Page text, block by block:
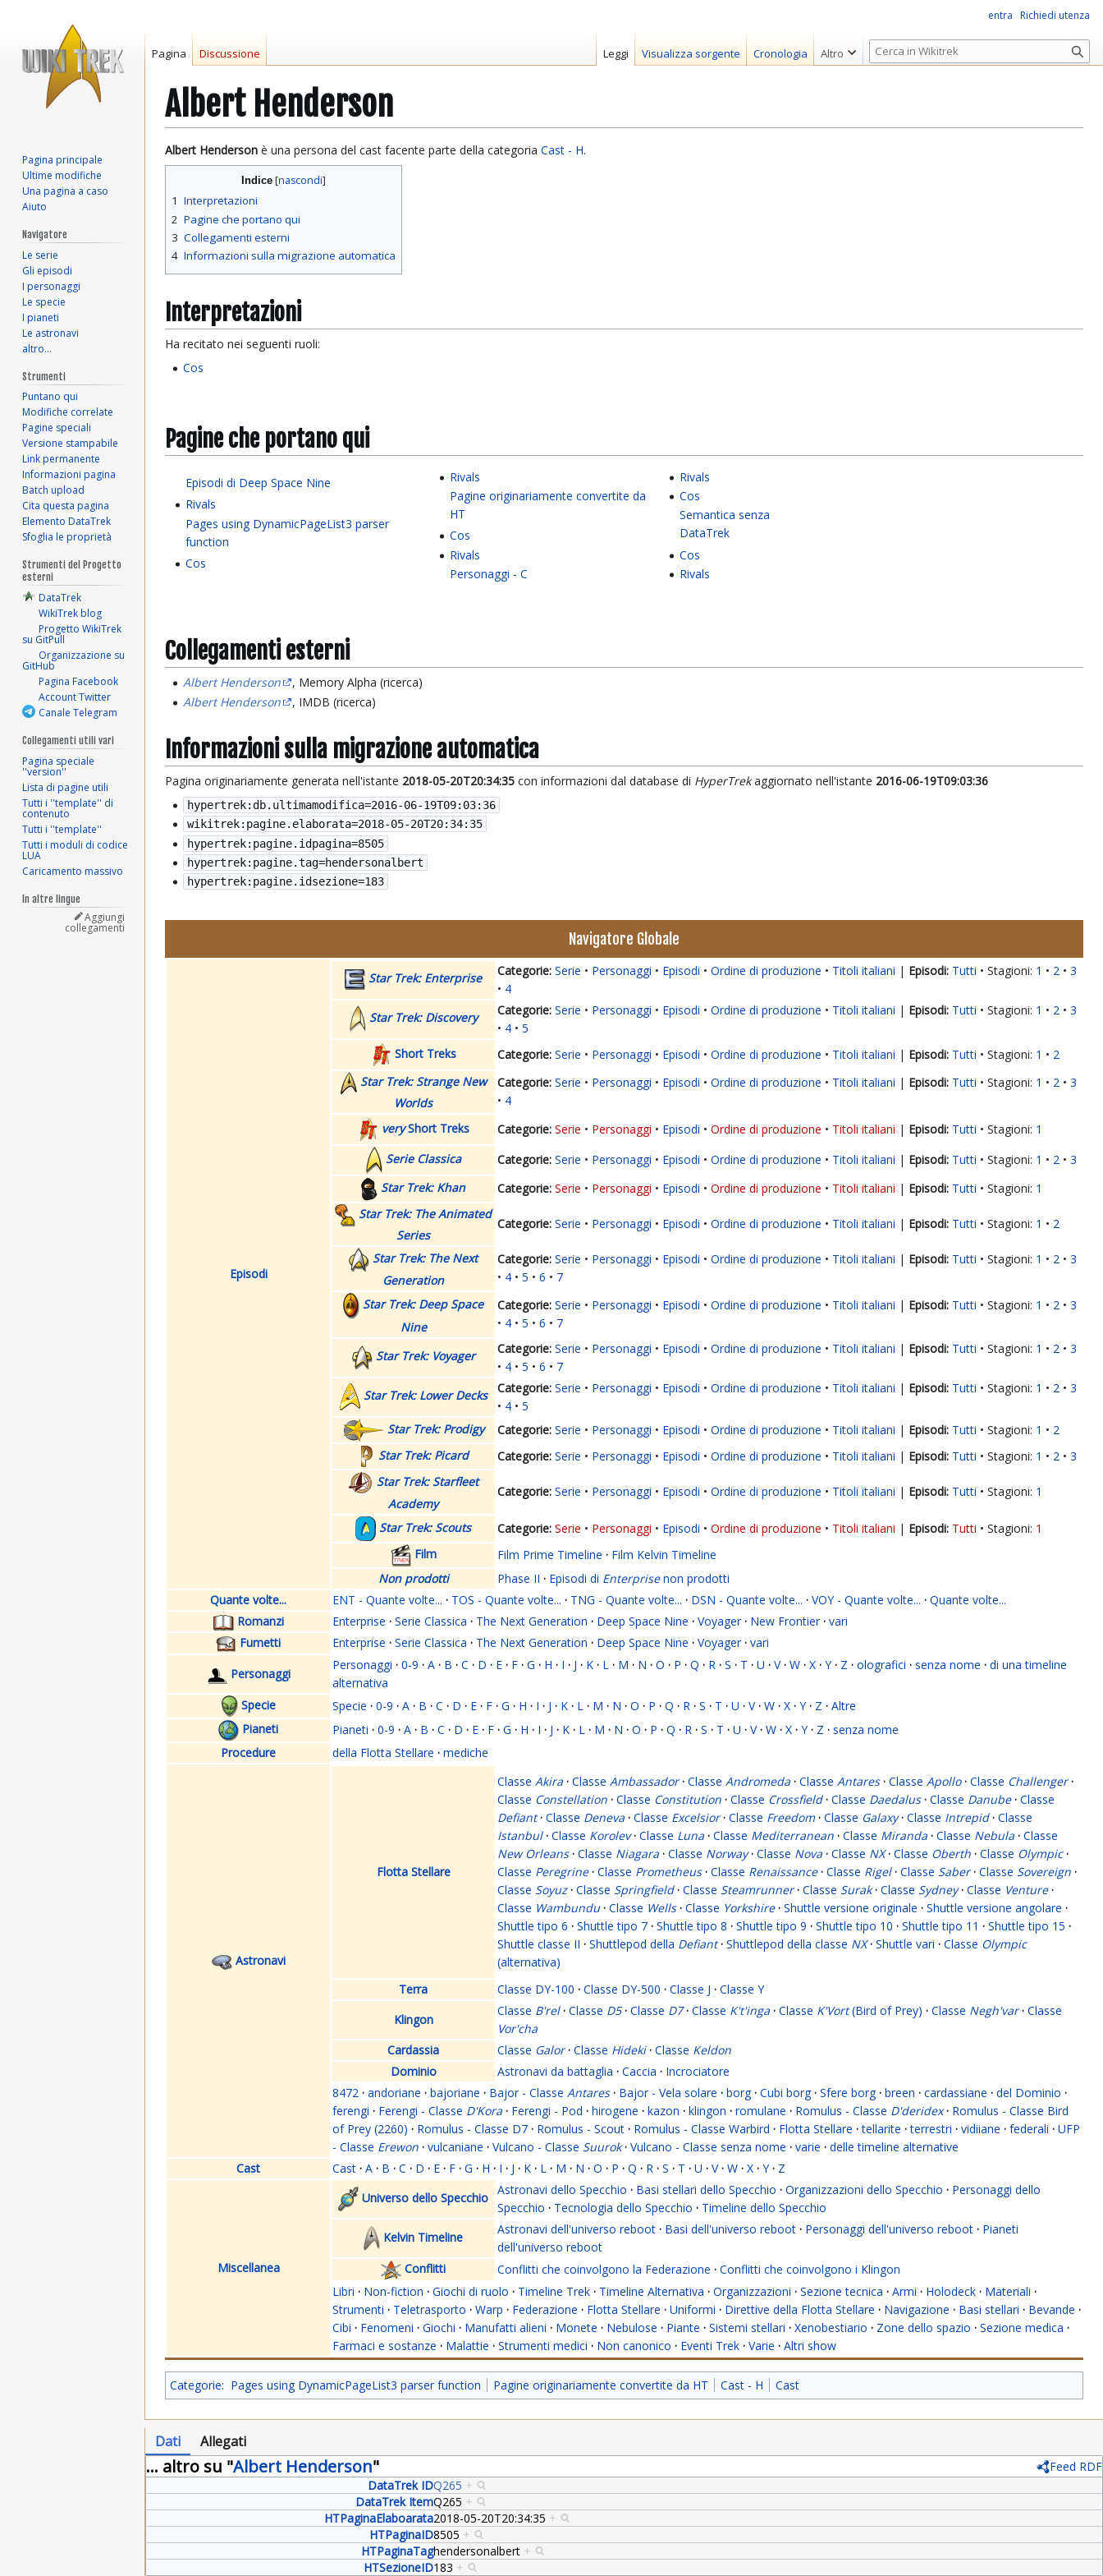
Albert Henderson
Vai
alla
Vai
alla
Albert Henderson è una persona del cast facente parte della categoria Cast - H.
Indice
1 Interpretazioni
2 Pagine che portano qui
3 Collegamenti esterni
4 Informazioni sulla migrazione automatica
Interpretazioni
Ha recitato nei seguenti ruoli:
Cos
Pagine che portano qui
Episodi di Deep Space Nine
Rivals
Pages using DynamicPageList3 parser
function
Cos
Rivals
Pagine originariamente convertite da
HT
Cos
Rivals
Personaggi - C
Rivals
Cos
Semantica senza
DataTrek
Cos
Rivals
Collegamenti esterni
Albert Henderson
, Memory Alpha (ricerca)
Albert Henderson
, IMDB (ricerca)
Informazioni sulla migrazione automatica
Pagina originariamente generata nell'istante 2018-05-20T20:34:35 con informazioni dal database di HyperTrekaggiornato nell'istante 2016-06-19T09:03:36
hypertrek:db.ultimamodifica=2016-06-19T09:03:36
wikitrek:pagine.elaborata=2018-05-20T20:34:35
hypertrek:pagine.idpagina=8505
hypertrek:pagine.tag=hendersonalbert
hypertrek:pagine.idsezione=183
Navigatore Globale
Episodi
Star Trek: Enterprise Serie Personaggi Episodi Ordine di produzione Titoli italiani | Tutti Stagioni: 1 2
3
4
Star Trek: Discovery
Serie Personaggi Episodi Ordine di produzione Titoli italiani | Tutti Stagioni: 1 2
3
4
5
Short Treks
Serie Personaggi Episodi Ordine di produzione Titoli italiani | Tutti Stagioni: 1
2
Star Trek: Strange New
Worlds
Serie Personaggi Episodi Ordine di produzione Titoli italiani | Tutti Stagioni: 1 2
3
4
veryShort Treks Serie Personaggi Episodi Ordine di produzione Titoli italiani | Tutti Stagioni: 1
Serie Classica
Serie Personaggi Episodi Ordine di produzione Titoli italiani | Tutti Stagioni: 1 2
3
Star Trek: Khan
Serie Personaggi Episodi Ordine di produzione Titoli italiani | Tutti Stagioni: 1
Star Trek: The Animated
Series
Serie Personaggi Episodi Ordine di produzione Titoli italiani | Tutti Stagioni: 1 2
Star Trek: The Next
Generation
Serie Personaggi Episodi Ordine di produzione Titoli italiani | Tutti Stagioni: 1 2
3
4
5 6
7
Star Trek: Deep Space
Nine
Serie Personaggi Episodi Ordine di produzione Titoli italiani | Tutti Stagioni: 1 2
3
4
5 6 7
Star Trek: Voyager Serie Personaggi Episodi Ordine di produzione Titoli italiani | Tutti Stagioni: 1 2
3
4
5 6
7
Star Trek: Lower Decks
Serie Personaggi Episodi Ordine di produzione Titoli italiani | Tutti Stagioni: 1 2
3
4
5
Star Trek: Prodigy
Serie Personaggi Episodi Ordine di produzione Titoli italiani | Tutti Stagioni: 1
2
Star Trek: Picard
Serie Personaggi Episodi Ordine di produzione Titoli italiani | Tutti Stagioni: 1 2
3
Star Trek: Starfleet
Academy
Serie Personaggi Episodi Ordine di produzione Titoli italiani | Tutti Stagioni: 1
Star Trek: Scouts Serie Personaggi Episodi Ordine di produzione Titoli italiani | Tutti Stagioni: 1
Film
Film Prime Timeline · Film Kelvin Timeline
Non prodotti
Phase II · Episodi di Enterprisenon prodotti
Quante volte...
ENT - Quante volte... · TOS - Quante volte... · TNG - Quante volte... · DSN - Quante volte... · VOY - Quante volte... · Quante volte...
Romanzi
Enterprise · Serie Classica · The Next Generation · Deep Space Nine · Voyager · New Frontier · vari
Fumetti
Enterprise · Serie Classica · The Next Generation · Deep Space Nine · Voyager · vari
Personaggi
Personaggi · 0-9 · A · B · C · D · E · F · G · H · I · J · K · L · M · N · O · P · Q · R · S · T · U · V · W · X · Y · Z · olografici · senza nome · di una timeline
alternativa
Specie
Specie · 0-9 · A · B · C · D · E · F · G · H · I · J · K · L · M · N · O · P · Q · R · S · T · U · V · W · X · Y · Z · Altre
Pianeti
Pianeti · 0-9 · A · B · C · D · E · F · G · H · I · J · K · L · M · N · O · P · Q · R · S · T · U · V · W · X · Y · Z · senza nome
Procedure
della Flotta Stellare · mediche
Astronavi
Flotta Stellare
Classe Akira · Classe Ambassador · Classe Andromeda · Classe Antares · Classe Apollo · Classe Challenger ·
Classe Constellation · Classe Constitution · Classe Crossfield · Classe Daedalus · Classe Danube · Classe
Defiant · Classe Deneva · Classe Excelsior · Classe Freedom · Classe Galaxy · Classe Intrepid · Classe
Istanbul · Classe Korolev · Classe Luna · Classe Mediterranean · Classe Miranda · Classe Nebula · Classe
New Orleans · Classe Niagara · Classe Norway · Classe Nova · Classe NX · Classe Oberth · Classe Olympic ·
Classe Peregrine · Classe Prometheus · Classe Renaissance · Classe Rigel · Classe Saber · Classe Sovereign ·
Classe Soyuz · Classe Springfield · Classe Steamrunner · Classe Surak · Classe Sydney · Classe Venture ·
Classe Wambundu · Classe Wells · Classe Yorkshire · Shuttle versione originale · Shuttle versione angolare ·
Shuttle tipo 6 · Shuttle tipo 7 · Shuttle tipo 8 · Shuttle tipo 9 · Shuttle tipo 10 · Shuttle tipo 11 · Shuttle tipo 15 ·
Shuttle classe II · Shuttlepod della Defiant · Shuttlepod della classe NX · Shuttle vari · Classe Olympic
(alternativa)
Terra
Classe DY-100 · Classe DY-500 · Classe J · Classe Y
Klingon
Classe B'rel · Classe D5 · Classe D7 · Classe K't'inga · Classe K'Vort(Bird of Prey) · Classe Negh'var · Classe
Vor'cha
Cardassia
Classe Galor · Classe Hideki · Classe Keldon
Dominio
Astronavi da battaglia · Caccia · Incrociatore
8472 · andoriane · bajoriane · Bajor - Classe Antares · Bajor - Vela solare · borg · Cubi borg · Sfere borg · breen · cardassiane · del Dominio ·
ferengi · Ferengi - Classe D'Kora · Ferengi - Pod · hirogene · kazon · klingon · romulane · Romulus - Classe D'deridex · Romulus - Classe Bird
of Prey (2260) · Romulus - Classe D7 · Romulus - Scout · Romulus - Classe Warbird · Flotta Stellare · tellarite · terrestri · vidiiane · federali · UFP
- Classe Erewon · vulcaniane · Vulcano - Classe Suurok · Vulcano - Classe senza nome · varie · delle timeline alternative
Cast
Cast · A · B · C · D · E · F · G · H · I · J · K · L · M · N · O · P · Q · R · S · T · U · V · W · X · Y · Z
Miscellanea
Universo dello Specchio
Astronavi dello Specchio · Basi stellari dello Specchio · Organizzazioni dello Specchio · Personaggi dello
Specchio · Tecnologia dello Specchio · Timeline dello Specchio
Kelvin Timeline
Astronavi dell'universo reboot · Basi dell'universo reboot · Personaggi dell'universo reboot · Pianeti
dell'universo reboot
Conflitti
Conflitti che coinvolgono la Federazione · Conflitti che coinvolgono i Klingon
Libri · Non-fiction · Giochi di ruolo · Timeline Trek · Timeline Alternativa · Organizzazioni · Sezione tecnica · Armi · Holodeck · Materiali ·
Strumenti · Teletrasporto · Warp · Federazione · Flotta Stellare · Uniformi · Direttive della Flotta Stellare · Navigazione · Basi stellari · Bevande ·
Cibi · Fenomeni · Giochi · Manufatti alieni · Monete · Nebulose · Piante · Sistemi stellari · Xenobestiario · Zone dello spazio · Sezione medica ·
Farmaci e sostanze · Malattie · Strumenti medici · Non canonico · Eventi Trek · Varie · Altri show
Categorie: Pages using DynamicPageList3 parser function Pagine originariamente convertite da HT Cast - H Cast
Dati Allegati
... altro su "Albert Henderson"
Feed RDF
DataTrek IDQ265 +
DataTrek ItemQ265 +
HTPaginaElaboarata2018-05-20T20:34:35 +
HTPaginaID8505 +
HTPaginaTaghendersonalbert +
HTSezioneID183 +
entra Richiedi utenza
Pagina Discussione Leggi Visualizza sorgente Cronologia Altro
R
i
r
Pagina principale
Ultime modifiche
Una pagina a caso
Aiuto
Navigatore
Le serie
Gli episodi
I personaggi
Le specie
I pianeti
Le astronavi
altro…
Strumenti
Puntano qui
Modifiche correlate
Pagine speciali
Versione stampabile
Link permanente
Informazioni pagina
Batch upload
Cita questa pagina
Elemento DataTrek
Sfoglia le proprietà
Strumenti del Progetto
esterni
DataTrek
WikiTrek blog
Progetto WikiTrek
su GitPull
Organizzazione su
GitHub
Pagina Facebook
Account Twitter
Canale Telegram
Collegamenti utili vari
Pagina speciale
''version''
Lista di pagine utili
Tutti i ''template'' di
contenuto
Tutti i ''template''
Tutti i moduli di codice
LUA
Caricamento massivo
In altre lingue
Aggiungi
collegamenti